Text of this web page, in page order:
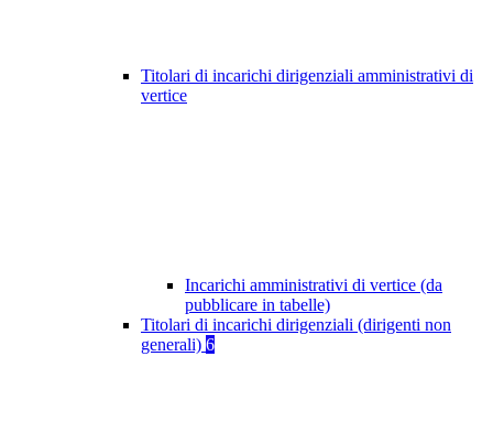
Titolari di incarichi dirigenziali amministrativi di
vertice
Incarichi amministrativi di vertice (da
pubblicare in tabelle)
Titolari di incarichi dirigenziali (dirigenti non
generali) 6